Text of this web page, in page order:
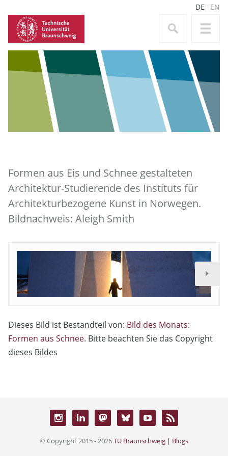
DE EN
Formen aus Eis und Schnee gestalteten
Architektur-Studierende des Instituts für
Architekturbezogene Kunst in Norwegen.
Bildnachweis: Aleigh Smith
Dieses Bild ist Bestandteil von: Bild des Monats:
Formen aus Schnee. Bitte beachten Sie das Copyright
dieses Bildes
© Copyright 2015 - 2026TU Braunschweig | Blogs